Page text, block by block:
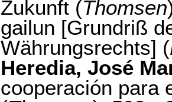
Zukunft (Thomsen
gailun [Grundriß
Währungsrechts] (
Heredia, José
cooperación para